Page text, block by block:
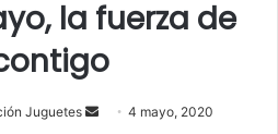
la fuerza de
Juguetes 4 mayo, 2020